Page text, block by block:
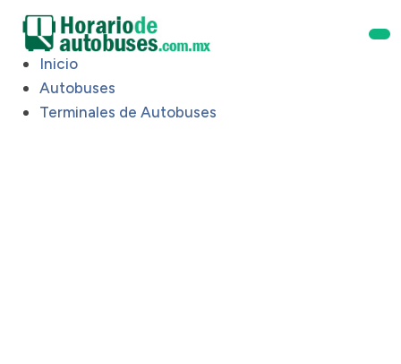
Inicio
Autobuses
Terminales de Autobuses